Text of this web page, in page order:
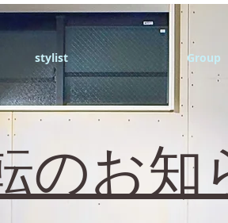
のお知
stylist Group